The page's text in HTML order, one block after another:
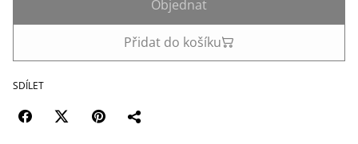
Objednat
Přidat do košíku
SDÍLET